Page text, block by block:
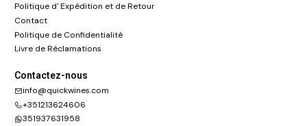
Politique d' Expédition et de Retour
Contact
Politique de Confidentialité
Livre de Réclamations
Contactez-nous
info@quickwines.com
+351213624606
351937631958